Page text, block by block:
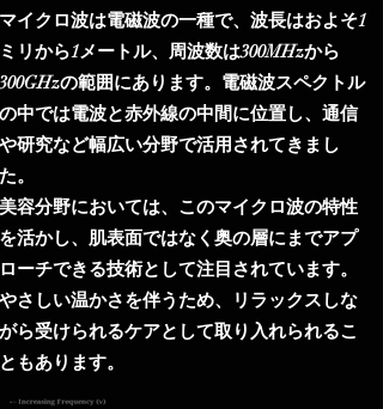
マイクロ波は電磁波の一種で、波長はおよそ1
ミリから1メートル、周波数は300MHzから
300GHzの範囲にあります。電磁波スペクトル
の中では電波と赤外線の中間に位置し、通信
や研究など幅広い分野で活用されてきまし
た。
美容分野においては、このマイクロ波の特性
を活かし、肌表面ではなく奥の層にまでアプ
ローチできる技術として注目されています。
やさしい温かさを伴うため、リラックスしな
がら受けられるケアとして取り入れられるこ
ともあります。